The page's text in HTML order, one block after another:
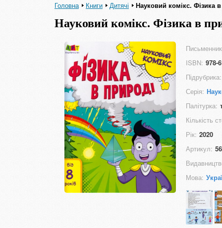
Головна Книги Дитячі Науковий комікс. Фізика
Науковий комікс. Фізика в
ISBN: 978-
Підрубрика:
Серія:
Палітурка:
Кількість
Рік: 2020
Артикул:
Мова: